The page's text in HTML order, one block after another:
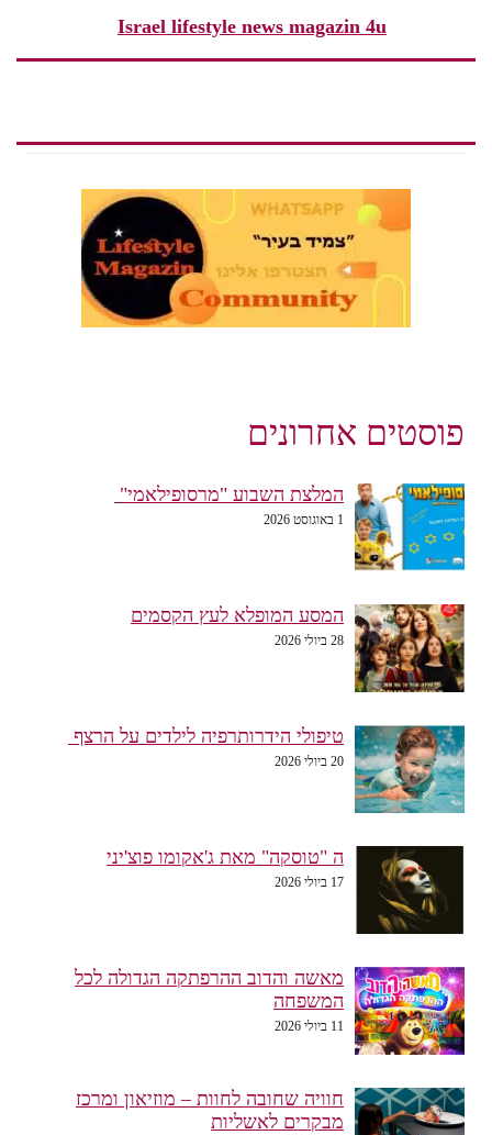
Israel lifestyle news magazin 4u
פוסטים אחרונים
המלצת השבוע "מרסופילאמי"
1 באוגוסט 2026
המסע המופלא לעץ הקסמים
28 ביולי 2026
טיפולי הידרותרפיה לילדים על הרצף
20 ביולי 2026
ה "טוסקה" מאת ג'אקומו פוצ'יני
17 ביולי 2026
מאשה והדוב ההרפתקה הגדולה לכל
המשפחה
11 ביולי 2026
חוויה שחובה לחוות – מוזיאון ומרכז
מבקרים לאשליות